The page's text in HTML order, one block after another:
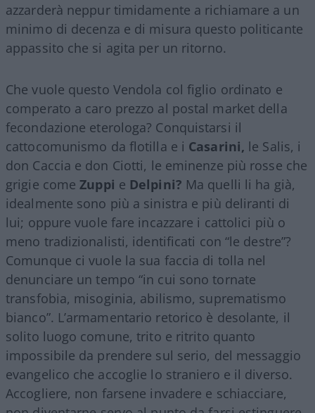
azzarderà neppur timidamente a richiamare a un
minimo di decenza e di misura questo politicante
appassito che si agita per un ritorno.
Che vuole questo Vendola col figlio ordinato e
comperato a caro prezzo al postal market della
fecondazione eterologa? Conquistarsi il
cattocomunismo da flotilla e i Casarini, le Salis, i
don Caccia e don Ciotti, le eminenze più rosse che
grigie comeZuppi e Delpini? Ma quelli li ha già,
idealmente sono più a sinistra e più deliranti di
lui; oppure vuole fare incazzare i cattolici più o
meno tradizionalisti, identificati con “le destre”?
Comunque ci vuole la sua faccia di tolla nel
denunciare un tempo “in cui sono tornate
transfobia, misoginia, abilismo, suprematismo
bianco”. L’armamentario retorico è desolante, il
solito luogo comune, trito e ritrito quanto
impossibile da prendere sul serio, del messaggio
evangelico che accoglie lo straniero e il diverso.
Accogliere, non farsene invadere e schiacciare,